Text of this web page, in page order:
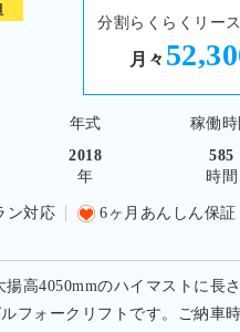
分割らくらくリー
月々
年式 稼働時
2018
年
585
時間
ン対応 6ヶ月あんしん保証
高4050mmのハイマストに長
フォークリフトです。ご納車